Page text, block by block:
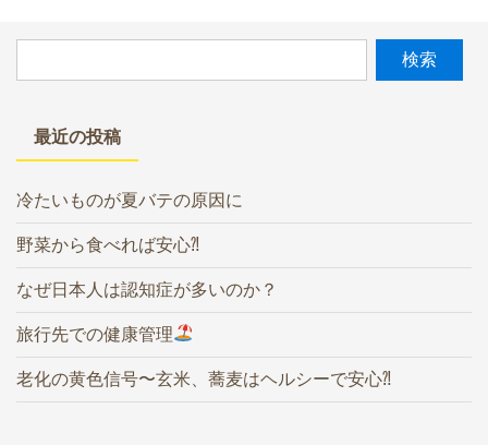
最近の投稿
冷たいものが夏バテの原因に
野菜から食べれば安心⁈
なぜ日本人は認知症が多いのか？
旅行先での健康管理
老化の黄色信号〜玄米、蕎麦はヘルシーで安心⁈